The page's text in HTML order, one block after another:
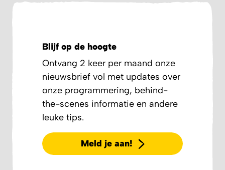
Blijf op de hoogte
Ontvang 2 keer per maand onze
nieuwsbrief vol met updates over
onze programmering, behind-
the-scenes informatie en andere
leuke tips.
Meld je aan!